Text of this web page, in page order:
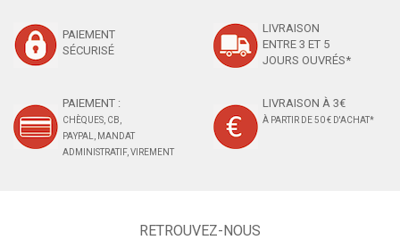
PAIEMENT
SÉCURISÉ
LIVRAISON
ENTRE 3 ET 5
JOURS OUVRÉS*
PAIEMENT :
CHÈQUES, CB,
PAYPAL, MANDAT
ADMINISTRATIF, VIREMENT
LIVRAISON À 3€
À PARTIR DE 50 € D'ACHAT*
RETROUVEZ-NOUS